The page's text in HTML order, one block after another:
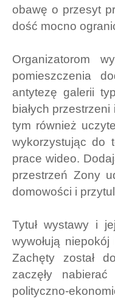
obawę o przesyt
dość mocno
Organizatorom
pomieszczenia
antytezę galerii
białych
tym również
wykorzystując do
prace wideo.
przestrzeń Zony
domowości i
Tytuł wystawy i
wywołują
Zachęty został
zaczęły
polityczno-